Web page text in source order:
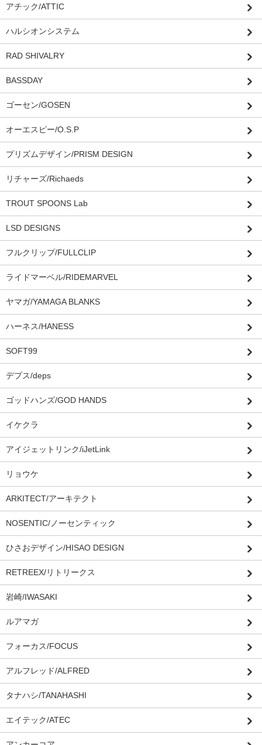
アチック/ATTIC
ハルシオンシステム
RAD SHIVALRY
BASSDAY
ゴーセン/GOSEN
オーエスピー/O.S.P
プリズムデザイン/PRISM DESIGN
リチャーズ/Richaeds
TROUT SPOONS Lab
LSD DESIGNS
フルクリップ/FULLCLIP
ライドマーベル/RIDEMARVEL
ヤマガ/YAMAGA BLANKS
ハーネス/HANESS
SOFT99
デプス/deps
ゴッドハンズ/GOD HANDS
イケクラ
アイジェットリンク/iJetLink
リョウケ
ARKITECT/アーキテクト
NOSENTIC/ノーセンティック
ひさおデザイン/HISAO DESIGN
RETREEX/リトリークス
岩崎/IWASAKI
ルアマガ
フォーカス/FOCUS
アルフレッド/ALFRED
タナハシ/TANAHASHI
エイテック/ATEC